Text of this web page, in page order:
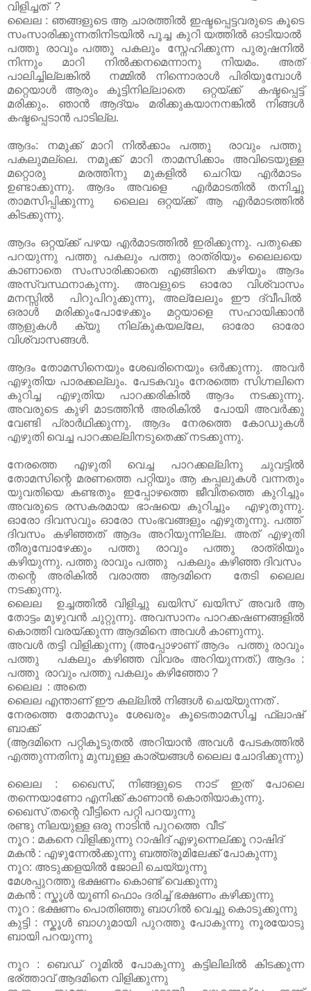
വിളിച്ചത് ?
ലൈല : ഞങ്ങളുടെ ആ ചാരത്തിൽ ഇഷ്ടപ്പെട്ടവരുടെ കൂടെ
സംസാരിക്കുന്നതിനിടയിൽ പൂച്ച കുറി യത്തിൽ ഓടിയാൽ
പത്തു രാവും പത്തു പകലും സ്നേഹിക്കുന്ന പുരുഷനിൽ
നിന്നും മാറി നിൽക്കനമെന്നാനു നിയമം. അത്
പാലിച്ചില്ലങ്കിൽ നമ്മിൽ നിന്നൊരാൾ പിരിയുമ്പോൾ
മറ്റെയാൾ ആരും കൂട്ടിനില്ലാതെ ഒറ്റയ്ക്ക് കഷ്ടപ്പെട്ട്
മരിക്കും. ഞാൻ ആദ്യം മരിക്കുകയാനനങ്കിൽ നിങ്ങൾ
കഷ്ടപ്പെടാൻ പാടില്ല.
ആദം: നമുക്ക് മാറി നിൽക്കാം പത്തു രാവും പത്തു
പകലുമല്ലെ. നമുക്ക് മാറി താമസിക്കാം അവിടെയുള്ള
മറ്റൊരു മരത്തിനു മുകളിൽ ചെറിയ എർമാടം
ഉണ്ടാക്കുന്നു. ആദം അവളെ എർമാടതിൽ തനിച്ചു
താമസിപ്പിക്കുന്നു ലൈല ഒറ്റയ്ക്ക് ആ എർമാടത്തിൽ
കിടക്കുന്നു.
ആദം ഒറ്റയ്ക്ക് പഴയ എർമാടത്തിൽ ഇരിക്കുന്നു. പതുക്കെ
പറയുന്നു പത്തു പകലും പത്തു രാത്രിയും ലൈലയെ
കാണാതെ സംസാരിക്കാതെ എങ്ങിനെ കഴിയും ആദം
അസ്വസ്ഥനാകുന്നു. അവളുടെ ഓരോ വിശ്വാസം
മനസ്സിൽ പിറുപിറുക്കുന്നു, അല്ലേലും ഈ ദ്വീപിൽ
ഒരാൾ മരിക്കുംപോഴേക്കും മറ്റയാളെ സഹായിക്കാൻ
ആളുകൾ ക്യു നില്കുകയല്ലേ, ഓരോ ഓരോ
വിശ്വാസങ്ങൾ.
ആദം തോമസിനെയും ശേഖരിനെയും ഒർക്കുന്നു. അവർ
എഴുതിയ പാരക്കല്ലും. പേടകവും നേരത്തെ സിഗ്നലിനെ
കുറിച്ച എഴുതിയ പാറക്കരികിൽ ആദം നടക്കുന്നു.
അവരുടെ കുഴി മാടത്തിൻ അരികിൽ പോയി അവർക്കു
വേണ്ടി പ്രാർഥിക്കുന്നു. ആദം നേരത്തെ കോഡുകൾ
എഴുതി വെച്ച പാറക്കല്ലിനടുതെക്ക് നടക്കുന്നു.
നേരത്തെ എഴുതി വെച്ച പാറക്കല്ലിനു ചുവട്ടിൽ
തോമസിന്റെ മരണത്തെ പറ്റിയും ആ കപ്പലുകൾ വന്നതും
യുവതിയെ കണ്ടതും ഇപ്പോഴത്തെ ജീവിതത്തെ കുറിച്ചും
അവരുടെ രസകരമായ ഭാഷയെ കുറിച്ചും എഴുതുന്നു.
ഓരോ ദിവസവും ഓരോ സംഭവങ്ങളും എഴുതുന്നു. പത്ത്
ദിവസം കഴിഞ്ഞത് ആദം അറിയുന്നില്ല. അത് എഴുതി
തീരുമ്പോഴേക്കും പത്തു രാവും പത്തു രാത്രിയും
കഴിയുന്നു. പത്തു രാവും പത്തു പകലും കഴിഞ്ഞ ദിവസം
തന്റെ അരികിൽ വരാത്ത ആദമിനെ തേടി ലൈല
നടക്കുന്നു.
ലൈല ഉച്ചത്തിൽ വിളിച്ചു ഖയിസ് ഖയിസ് അവർ ആ
തോട്ടം മുഴുവൻ ചുറ്റുന്നു. അവസാനം പാറക്കഷണങ്ങളിൽ
കൊത്തി വരയ്ക്കുന്ന ആദമിനെ അവൾ കാണുന്നു.
അവൾ തട്ടി വിളിക്കുന്നു (അപ്പോഴാണ്‌ ആദം പത്തു രാവും
പത്തു പകലും കഴിഞ്ഞ വിവരം അറിയുന്നത്.) ആദം :
പത്തു രാവും പത്തു പകലും കഴിഞ്ഞോ ?
ലൈല : അതെ
ലൈല എന്താണ് ഈ കല്ലിൽ നിങ്ങൾ ചെയ്യുന്നത് .
നേരത്തെ തോമസും ശേഖരും കൂടെതാമസിച്ച ഫ്ലാഷ്
ബാക്ക്
(ആദമിനെ പറ്റികൂടുതൽ അറിയാൻ അവൾ പേടകത്തിൽ
എത്തുന്നതിനു മുമ്പുള്ള കാര്യങ്ങൾ ലൈല ചോദിക്കുന്നു)
ലൈല : ഖൈസ്, നിങ്ങളുടെ നാട് ഇത് പോലെ
തന്നെയാണോ എനിക്ക് കാണാൻ കൊതിയാകുന്നു.
ഖൈസ് തന്റെ വീട്ടിനെ പറ്റി പറയുന്നു
രണ്ടു നിലയുള്ള ഒരു നാടിൻ പുറത്തെ വീട്
നൂറ : മകനെ വിളിക്കുന്നു റാഷിദ് എഴുന്നെല്ക്കൂ റാഷിദ്
മകൻ : എഴുന്നേൽക്കുന്നു ബത്ത്രൂമിലേക്ക് പോകുന്നു
നൂറ: അടുക്കളയിൽ ജോലി ചെയ്യുന്നു
മേശപ്പുറത്തു ഭക്ഷണം കൊണ്ട് വെക്കുന്നു
മകൻ : സ്കൂൾ യൂണി ഫൊം ദരിച്ച് ഭക്ഷണം കഴിക്കുന്നു
നൂറ : ഭക്ഷണം പൊതിഞ്ഞു ബാഗിൽ വെച്ചു കൊടുക്കുന്നു
കുട്ടി : സ്കൂൾ ബാഗുമായി പുറത്തു പോകുന്നു നൂരയോടു
ബായി പറയുന്നു
നൂറ : ബെഡ് റൂമിൽ പോകുന്നു കട്ടിലിലിൽ കിടക്കുന്ന
ഭര്ത്താവ് ആദമിനെ വിളിക്കുന്നു